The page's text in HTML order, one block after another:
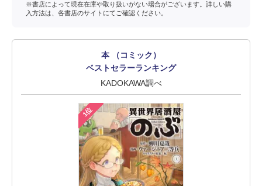
※書店によって現在在庫や取り扱いがない場合がございます。詳しい購
入方法は、各書店のサイトにてご確認ください。
本 （コミック）
ベストセラーランキング
KADOKAWA調べ
1位